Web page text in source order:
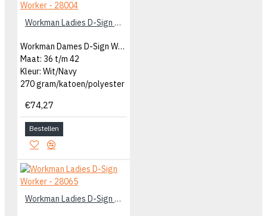
Workman Ladies D-Sign Worker - 28004
Workman Dames D-Sign Worker
Maat: 36 t/m 42
Kleur: Wit/Navy
270 gram/katoen/polyester
€74,27
Bestellen
Workman Ladies D-Sign Worker - 28065